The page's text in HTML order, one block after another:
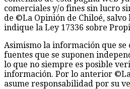
comerciales y/o fines sin lucro
de ©La Opinión de Chiloé, salvo
indique la Ley 17336 sobre
Asimismo la información que
fuentes que se suponen
lo que no siempre es posible
información. Por lo anterior
asume responsabilidad por su